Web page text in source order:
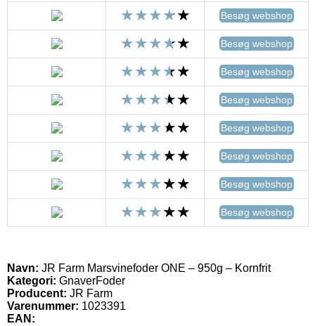
Besøg webshop
Besøg webshop
Besøg webshop
Besøg webshop
Besøg webshop
Besøg webshop
Besøg webshop
Besøg webshop
Navn: JR Farm Marsvinefoder ONE – 950g – Kornfrit
Kategori: GnaverFoder
Producent: JR Farm
Varenummer: 1023391
EAN: